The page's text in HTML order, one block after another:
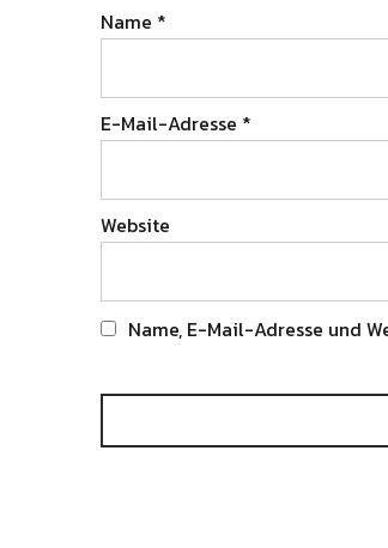
Name *
E-Mail-Adresse *
Website
Name, E-Mail-Adresse und